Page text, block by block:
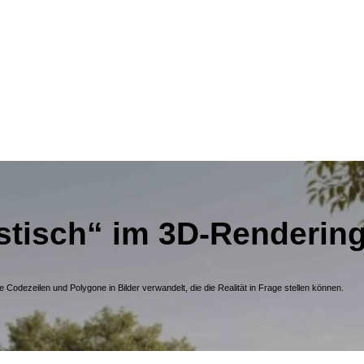
im 3D-
und Polygone in Bilder verwandelt, die die Realität in Frage stellen können.